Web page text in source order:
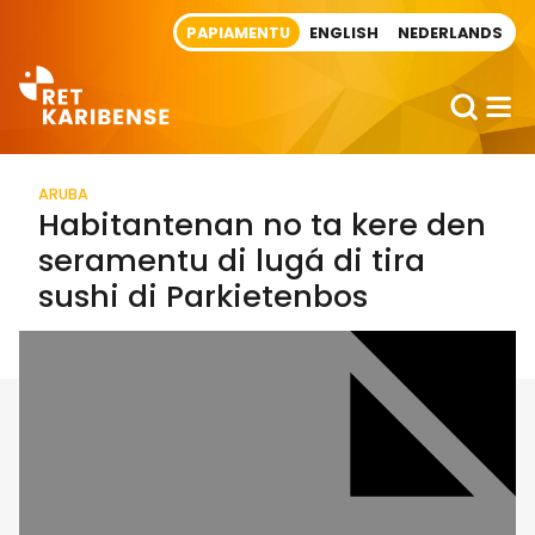
PAPIAMENTU ENGLISH NEDERLANDS
ARUBA
Habitantenan no ta kere den
seramentu di lugá di tira
sushi di Parkietenbos